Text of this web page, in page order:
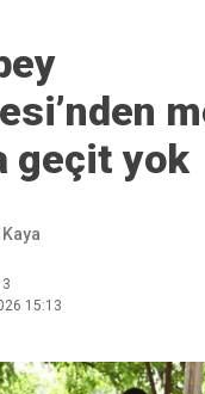
geçit yok
15:13